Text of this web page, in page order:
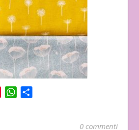
PinterestWhatsApp
0 commenti